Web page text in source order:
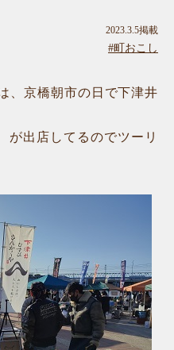
2023.3.5掲載
#町おこし
、京橋朝市の日で下津井
出店してるのでツーリ